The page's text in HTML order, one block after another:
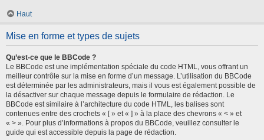
Haut
Mise en forme et types de sujets
Qu’est-ce que le BBCode ?
Le BBCode est une implémentation spéciale du code HTML, vous offrant un
meilleur contrôle sur la mise en forme d’un message. L’utilisation du BBCode
est déterminée par les administrateurs, mais il vous est également possible de
la désactiver sur chaque message depuis le formulaire de rédaction. Le
BBCode est similaire à l’architecture du code HTML, les balises sont
contenues entre des crochets « [ » et « ] » à la place des chevrons « < » et
« > ». Pour plus d’informations à propos du BBCode, veuillez consulter le
guide qui est accessible depuis la page de rédaction.